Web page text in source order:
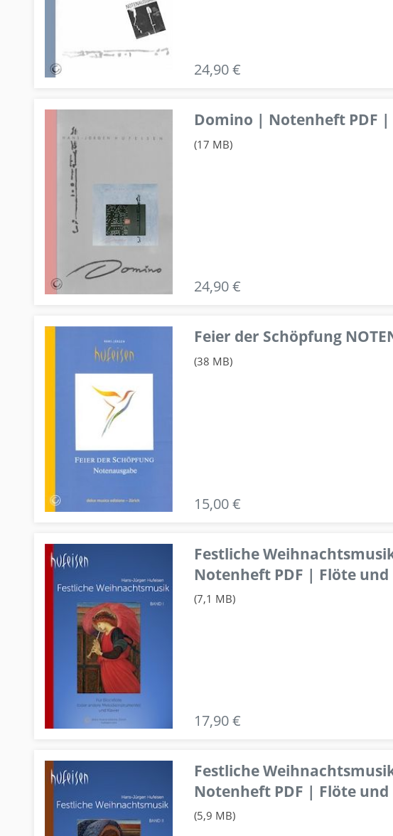
24,90 €
Domino | Notenheft PDF
(17 MB)
24,90 €
Feier der Schöpfung
(38 MB)
15,00 €
Festliche
Notenheft PDF | Flöte und
(7,1 MB)
17,90 €
Festliche
Notenheft PDF | Flöte und
(5,9 MB)